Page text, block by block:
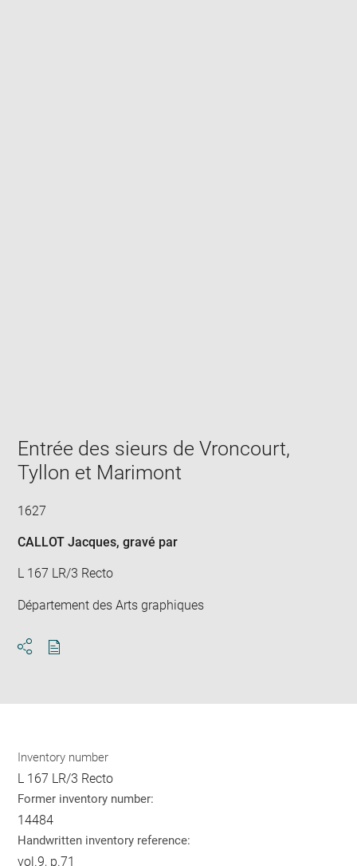
window
Entrée des sieurs de Vroncourt,
Tyllon et Marimont
1627
CALLOT Jacques, gravé par
L 167 LR/3 Recto
Département des Arts graphiques
Inventory number
L 167 LR/3 Recto
Former inventory number:
14484
Handwritten inventory reference:
vol.9, p.71